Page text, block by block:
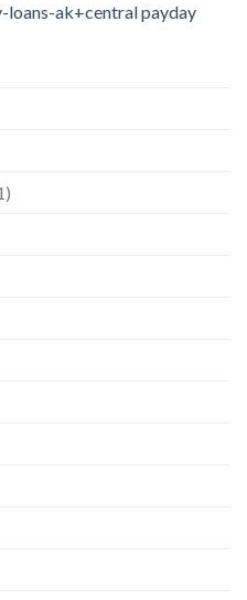
loans-ak+central payday